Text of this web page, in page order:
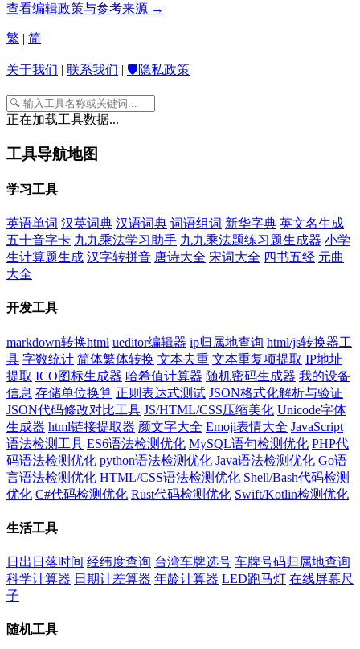
查看编辑政策与参考来源 →
繁 | 简
关于我们 | 联系我们 | 🛡️隐私政策
正在加载工具数据...
工具导航地图
学习工具
英语单词 汉英词典 汉语词典 词语组词 新华字典 英文名生成
五十音字卡 九九乘法学习助手 九九乘法题练习题生成器 小学
生计算题生成 汉字转拼音 唐诗大全 宋词大全 四书五经 元曲
大全
开发工具
markdown转换html ueditor编辑器 ip归属地查询 html/js转换器工
具 字数统计 简体繁体转换 文本去重 文本重复项提取 IP地址
提取 ICO图标生成器 哈希值计算器 随机密码生成器 我的设备
信息 存储单位换算 正则表达式测试 JSON格式化解析与验证
JSON代码修改对比工具 JS/HTML/CSS压缩美化 Unicode字体
生成器 html链接提取器 颜文字大全 Emoji表情大全 JavaScript
语法检测工具 ES6语法检测优化 MySQL语句检测优化 PHP代
码语法检测优化 python语法检测优化 Java语法检测优化 Go语
言语法检测优化 HTML/CSS语法检测优化 Shell/Bash代码检测
优化 C#代码检测优化 Rust代码检测优化 Swift/Kotlin检测优化
生活工具
日出日落时间 经纬度查询 台湾车牌选号 车牌号码归属地查询
科学计算器 日期计差算器 年龄计算器 LED跑马灯 在线屏幕尺
子
随机工具